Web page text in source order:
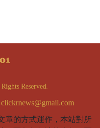
Reserved.
clickrnews@gmail.com
章的方式運作，本站對所